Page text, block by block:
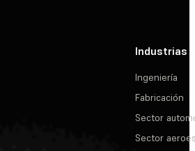
Industrias
Ingeniería
Fabricación
Sector
Sector